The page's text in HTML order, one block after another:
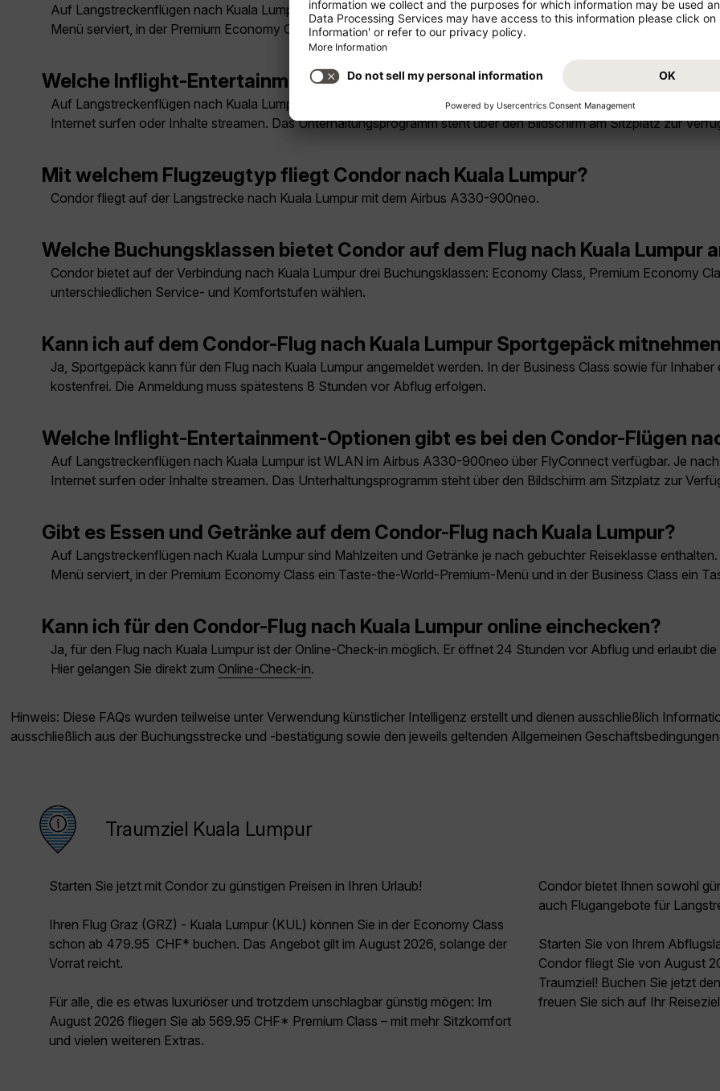
Auf Langstreckenflügen nach Kuala Lumpur sind Mahlzeiten und Getränke je nach gebuchter Reiseklasse
Menü serviert, in der Premium Economy Class ein Taste-the-World-Premium-Menü und in der Business Class ein
Welche Inflight-Entertainment-Optionen gibt es bei den Condor-Flügen
Auf Langstreckenflügen nach Kuala Lumpur ist WLAN im Airbus A330-900neo über FlyConnect verfügbar. Je
Internet surfen oder Inhalte streamen. Das Unterhaltungsprogramm steht über den Bildschirm am Sitzplatz zur
Mit welchem Flugzeugtyp fliegt Condor nach Kuala Lumpur?
Condor fliegt auf der Langstrecke nach Kuala Lumpur mit dem Airbus A330-900neo.
Welche Buchungsklassen bietet Condor auf dem Flug nach Kuala Lumpur
Condor bietet auf der Verbindung nach Kuala Lumpur drei Buchungsklassen: Economy Class, Premium Economy
unterschiedlichen Service- und Komfortstufen wählen.
Kann ich auf dem Condor-Flug nach Kuala Lumpur Sportgepäck
Ja, Sportgepäck kann für den Flug nach Kuala Lumpur angemeldet werden. In der Business Class sowie für
kostenfrei. Die Anmeldung muss spätestens 8 Stunden vor Abflug erfolgen.
Welche Inflight-Entertainment-Optionen gibt es bei den Condor-Flügen
Auf Langstreckenflügen nach Kuala Lumpur ist WLAN im Airbus A330-900neo über FlyConnect verfügbar. Je
Internet surfen oder Inhalte streamen. Das Unterhaltungsprogramm steht über den Bildschirm am Sitzplatz zur
Gibt es Essen und Getränke auf dem Condor-Flug nach Kuala Lumpur?
Auf Langstreckenflügen nach Kuala Lumpur sind Mahlzeiten und Getränke je nach gebuchter Reiseklasse
Menü serviert, in der Premium Economy Class ein Taste-the-World-Premium-Menü und in der Business Class ein
Kann ich für den Condor-Flug nach Kuala Lumpur online einchecken?
Ja, für den Flug nach Kuala Lumpur ist der Online-Check-in möglich. Er öffnet 24 Stunden vor Abflug und erlaubt
Hier gelangen Sie direkt zum Online-Check-in.
Hinweis: Diese FAQs wurden teilweise unter Verwendung künstlicher Intelligenz erstellt und dienen ausschließlich
ausschließlich aus der Buchungsstrecke und -bestätigung sowie den jeweils geltenden Allgemeinen
Traumziel Kuala Lumpur
Starten Sie jetzt mit Condor zu günstigen Preisen in Ihren Urlaub!
Ihren Flug Graz (GRZ) - Kuala Lumpur (KUL) können Sie in der Economy Class
schon ab 479.95 CHF* buchen. Das Angebot gilt im August 2026, solange der
Vorrat reicht.
Für alle, die es etwas luxuriöser und trotzdem unschlagbar günstig mögen: Im
August 2026 fliegen Sie ab 569.95 CHF* Premium Class – mit mehr Sitzkomfort
und vielen weiteren Extras.
Condor bietet Ihnen sowohl
auch Flugangebote für
Starten Sie von Ihrem
Condor fliegt Sie von August
Traumziel! Buchen Sie jetzt
freuen Sie sich auf Ihr